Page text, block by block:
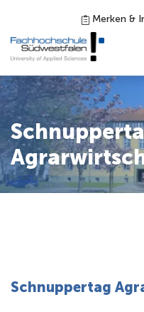
Merken &
Studieninteressierte
Studienangebot
Studierende
Karriere
Schnuppertag